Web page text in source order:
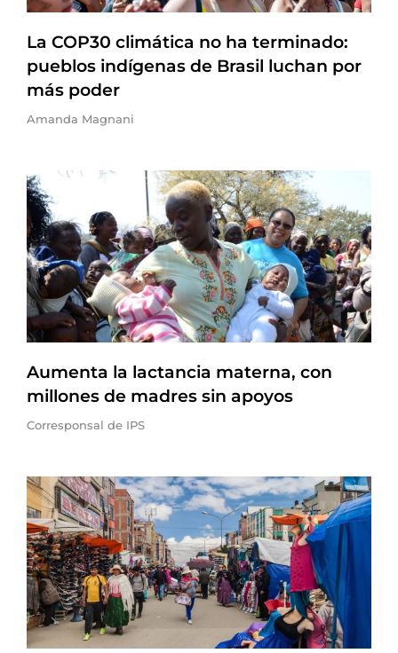
La COP30 climática no ha terminado:
pueblos indígenas de Brasil luchan por
más poder
Amanda Magnani
Aumenta la lactancia materna, con
millones de madres sin apoyos
Corresponsal de IPS